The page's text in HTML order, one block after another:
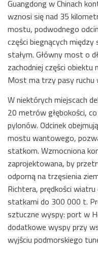
Guangdong w Chinach
wznosi się nad 35
mostu, podwodnego
części biegnących
stałym. Główny most o
zachodniej części obiektu
Most ma trzy pasy ruchu
W niektórych miejscach
20 metrów głębokości,
pylonów. Odcinek
mostu wantowego,
statkom. Wzmocniona
zaprojektowana, by
odporną na trzęsienia
Richtera, prędkości
statkami do 300 000 t.
sztuczne wyspy: port w
dodatkowe wyspy przy
wyjściu podmorskiego